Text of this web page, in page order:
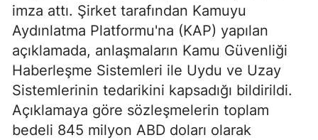
imza attı. Şirket tarafından Kamuyu
Aydınlatma Platformu'na (KAP) yapılan
açıklamada, anlaşmaların Kamu Güvenliği
Haberleşme Sistemleri ile Uydu ve Uzay
Sistemlerinin tedarikini kapsadığı bildirildi.
Açıklamaya göre sözleşmelerin toplam
bedeli 845 milyon ABD doları olarak